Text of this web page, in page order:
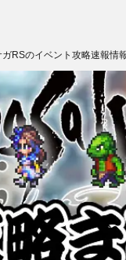
RSのイベント攻略速報情